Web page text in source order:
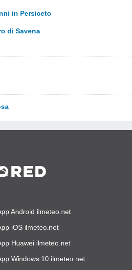
in Persiceto
di Savena
Android ilmeteo.net
iOS ilmeteo.net
Huawei ilmeteo.net
Windows 10 ilmeteo.net